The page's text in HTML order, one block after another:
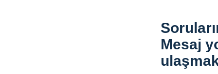
Mesaj